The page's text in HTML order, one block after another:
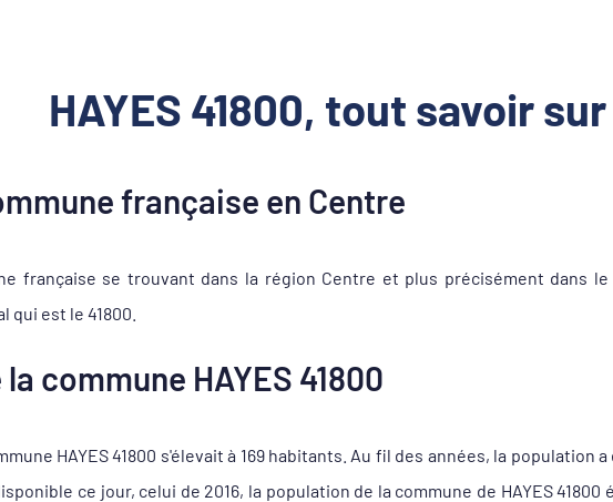
HAYES 41800, tout savoir
française en Centre
française se trouvant dans la région Centre et plus précisément dans
qui est le 41800.
commune HAYES 41800
HAYES 41800 s'élevait à 169 habitants. Au fil des années, la
ce jour, celui de 2016, la population de la commune de HAYES